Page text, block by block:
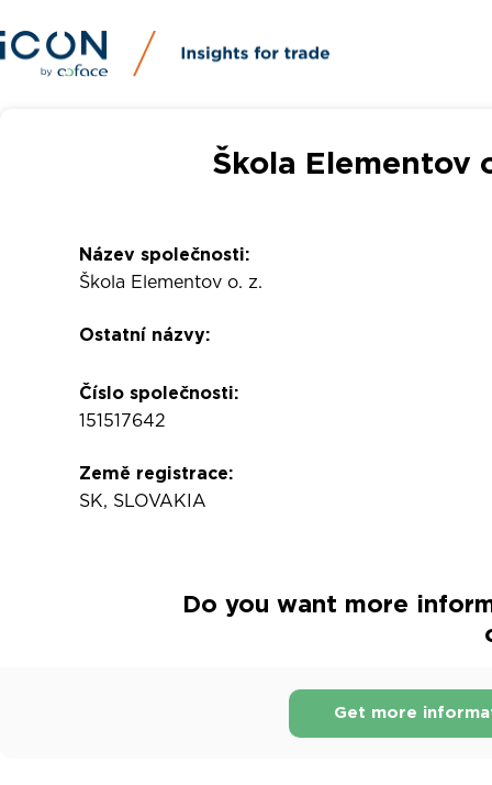
Škola Elementov
Název společnosti:
Škola Elementov o. z.
Ostatní názvy:
Číslo společnosti:
151517642
Země registrace:
SK, SLOVAKIA
Do you want more
Get more